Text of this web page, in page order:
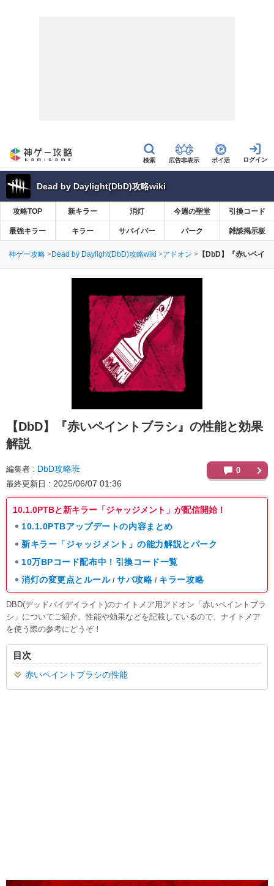
広告非表示 ポイ活
Dead by Daylight(DbD)攻略wiki
攻略TOP 新キラー 消灯 今週の聖堂 引換コード
最強キラー キラー サバイバー パーク 雑談掲示板
神ゲー攻略 Dead by Daylight(DbD)攻略wiki アドオン 【DbD】『赤いペイ
【DbD】
『赤いペイントブラシ』の性能と効果
解説
編集者 DbD攻略班
最終更新日 2025/06/07 01:36
0
10.1.0PTBと新キラー「ジャッジメント」が配信開始！
10.1.0PTBアップデートの内容まとめ
新キラー「ジャッジメント」の能力解説とパーク
10万BPコード配布中！引換コード一覧
消灯の変更点とルール / サバ攻略 / キラー攻略
DBD(デッドバイデイライト)のナイトメア用アドオン「赤いペイントブラ
シ」についてご紹介。性能や効果などを記載しているので、ナイトメア
を使う際の参考にどうぞ！
目次
赤いペイントブラシの性能